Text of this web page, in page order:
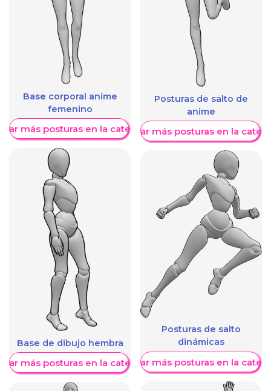
Base corporal anime
femenino
más posturas en la categoría
Base de dibujo hembra
más posturas en la categoría
Posturas de salto de
anime
Mostrar más posturas en la
Posturas de salto
dinámicas
Mostrar más posturas en la